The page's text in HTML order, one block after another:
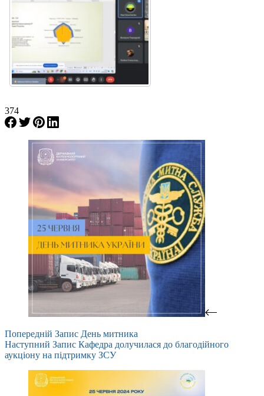
374
Попередній Запис День митника
Наступний Запис Кафедра долучилася до благодійного
аукціону на підтримку ЗСУ